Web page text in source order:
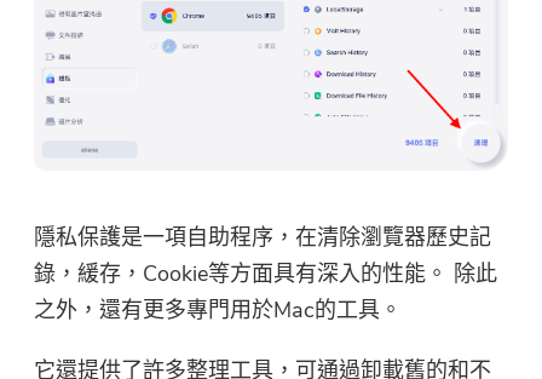
隱私保護是一項自助程序，在清除瀏覽器歷史記
錄，緩存，Cookie等方面具有深入的性能。 除此
之外，還有更多專門用於Mac的工具。
它還提供了許多整理工具，可通過卸載舊的和不